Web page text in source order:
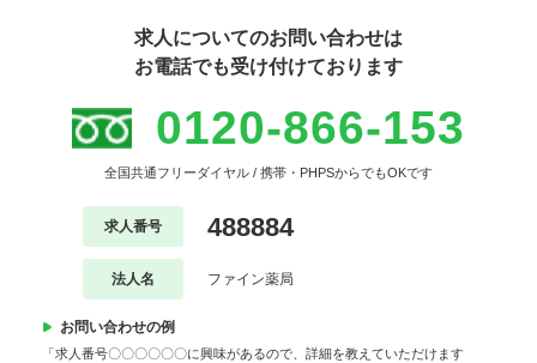
求人についてのお問い合わせは
お電話でも受け付けております
0120-866-153
全国共通フリーダイヤル / 携帯・PHPSからでもOKです
求人番号 488884
法人名 ファイン薬局
お問い合わせの例
「求人番号〇〇〇〇〇〇に興味があるので、詳細を教えていただけます